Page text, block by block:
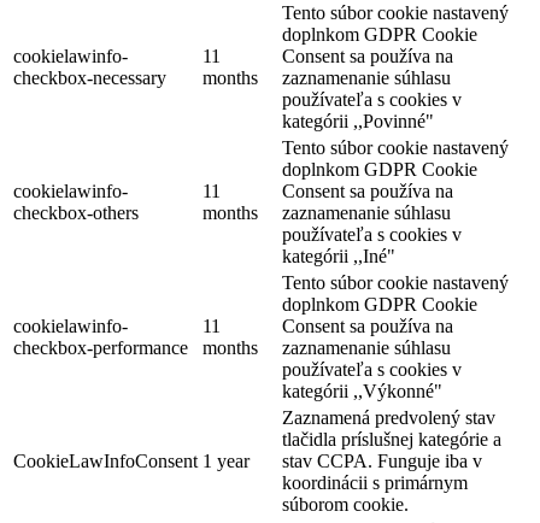
cookielawinfo-
checkbox-necessary
11
months
Tento súbor cookie nastavený
doplnkom GDPR Cookie
Consent sa používa na
zaznamenanie súhlasu
používateľa s cookies v
kategórii ,,Povinné"
cookielawinfo-
checkbox-others
11
months
Tento súbor cookie nastavený
doplnkom GDPR Cookie
Consent sa používa na
zaznamenanie súhlasu
používateľa s cookies v
kategórii ,,Iné"
cookielawinfo-
checkbox-performance
11
months
Tento súbor cookie nastavený
doplnkom GDPR Cookie
Consent sa používa na
zaznamenanie súhlasu
používateľa s cookies v
kategórii ,,Výkonné"
CookieLawInfoConsent 1 year
Zaznamená predvolený stav
tlačidla príslušnej kategórie a
stav CCPA. Funguje iba v
koordinácii s primárnym
súborom cookie.